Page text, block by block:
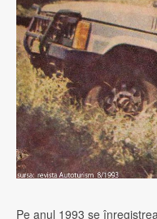
Pe anul 1993 se